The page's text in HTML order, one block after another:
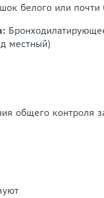
белого или почти
местный)
общего контроля